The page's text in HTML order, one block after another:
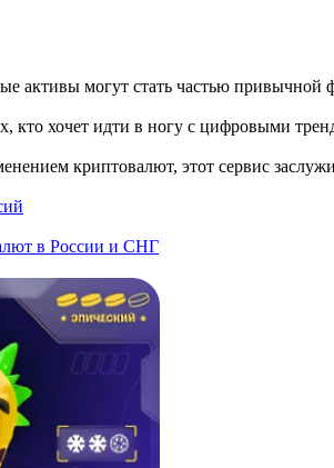
активы могут стать частью
кто хочет идти в ногу с цифровыми
криптовалют, этот сервис
в России и СНГ